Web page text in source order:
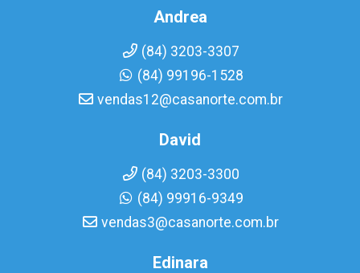
Andrea
(84) 3203-3307
(84) 99196-1528
vendas12@casanorte.com.br
David
(84) 3203-3300
(84) 99916-9349
vendas3@casanorte.com.br
Edinara